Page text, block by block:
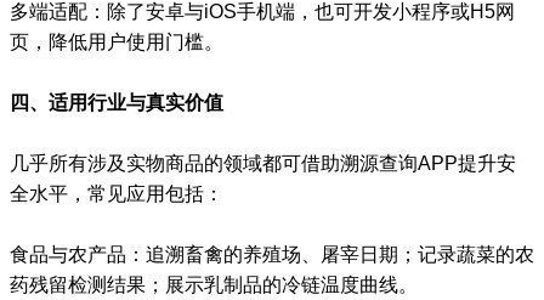
多端适配：除了安卓与iOS手机端，也可开发小程序或H5网
页，降低用户使用门槛。
四、适用行业与真实价值
几乎所有涉及实物商品的领域都可借助溯源查询APP提升安
全水平，常见应用包括：
食品与农产品：追溯畜禽的养殖场、屠宰日期；记录蔬菜的农
药残留检测结果；展示乳制品的冷链温度曲线。